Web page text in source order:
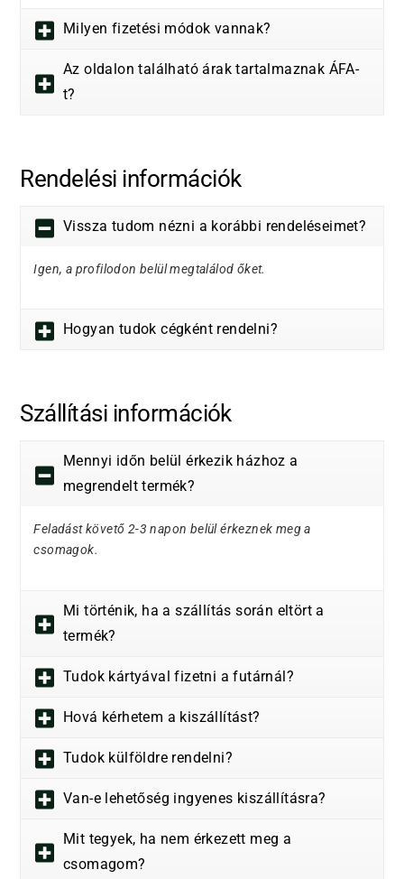
Milyen fizetési módok vannak?
Az oldalon található árak tartalmaznak ÁFA-
t?
Rendelési információk
Vissza tudom nézni a korábbi rendeléseimet?
Igen, a profilodon belül megtalálod őket.
Hogyan tudok cégként rendelni?
Szállítási információk
Mennyi időn belül érkezik házhoz a
megrendelt termék?
Feladást követő 2-3 napon belül érkeznek meg a
csomagok.
Mi történik, ha a szállítás során eltört a
termék?
Tudok kártyával fizetni a futárnál?
Hová kérhetem a kiszállítást?
Tudok külföldre rendelni?
Van-e lehetőség ingyenes kiszállításra?
Mit tegyek, ha nem érkezett meg a
csomagom?